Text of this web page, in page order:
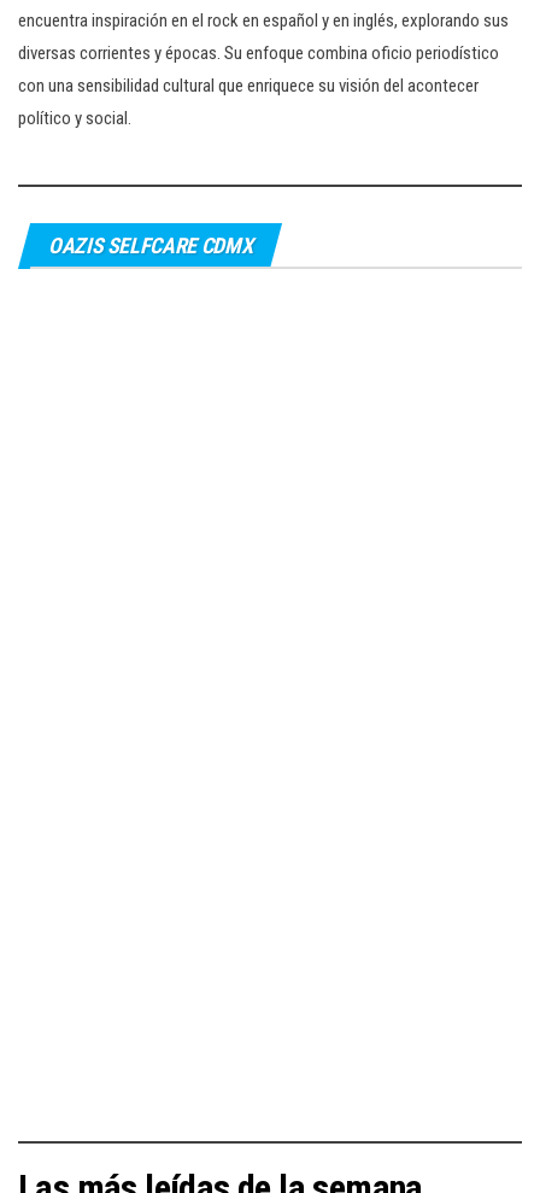
encuentra inspiración en el rock en español y en inglés, explorando sus
diversas corrientes y épocas. Su enfoque combina oficio periodístico
con una sensibilidad cultural que enriquece su visión del acontecer
político y social.
OAZIS SELFCARE CDMX